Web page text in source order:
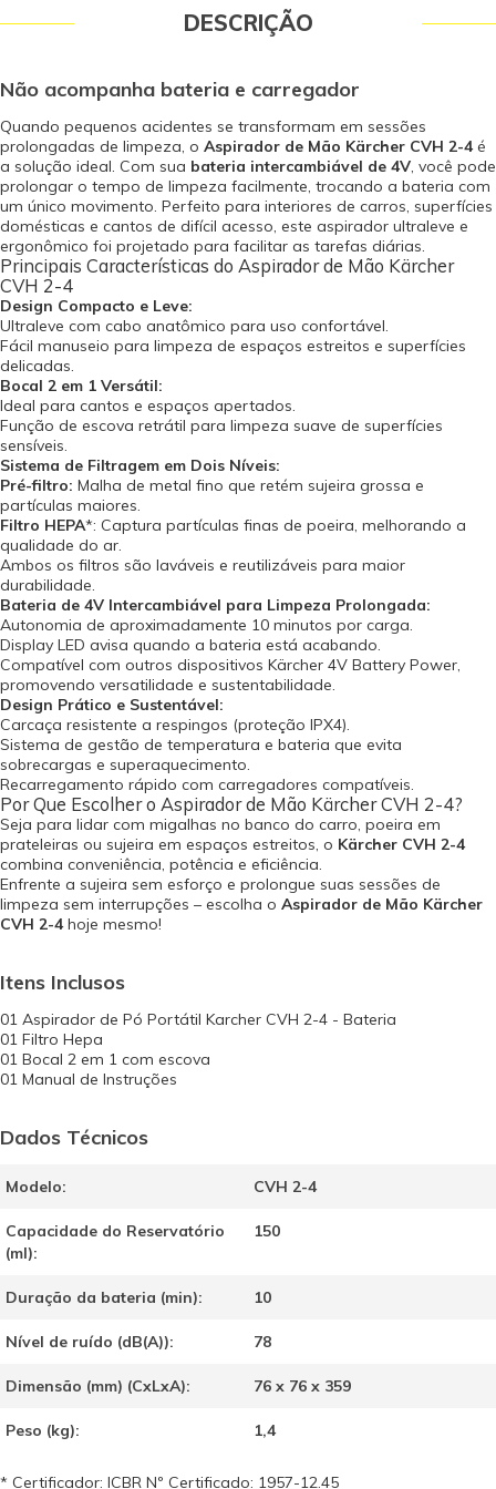
escova 01 Manual de Instruções Dados Técnicos Modelo: CVH 2-4
Capacidade do Reservatório (ml): 150 Duração da bateria (min): 10 Nível de
meses de garantia legal por lei contando a partir da data de emissão da
contra defeito de fabricação).
DESCRIÇÃO
Não acompanha bateria e carregador
Quando pequenos acidentes se transformam em sessões
prolongadas de limpeza, o Aspirador de Mão Kärcher CVH 2-4é
a solução ideal. Com sua bateria intercambiável de 4V, você pode
prolongar o tempo de limpeza facilmente, trocando a bateria com
um único movimento. Perfeito para interiores de carros, superfícies
domésticas e cantos de difícil acesso, este aspirador ultraleve e
ergonômico foi projetado para facilitar as tarefas diárias.
Principais Características do Aspirador de Mão Kärcher
CVH 2-4
Design Compacto e Leve:
Ultraleve com cabo anatômico para uso confortável.
Fácil manuseio para limpeza de espaços estreitos e superfícies
delicadas.
Bocal 2 em 1 Versátil:
Ideal para cantos e espaços apertados.
Função de escova retrátil para limpeza suave de superfícies
sensíveis.
Sistema de Filtragem em Dois Níveis:
Pré-filtro: Malha de metal fino que retém sujeira grossa e
partículas maiores.
Filtro HEPA*: Captura partículas finas de poeira, melhorando a
qualidade do ar.
Ambos os filtros são laváveis e reutilizáveis para maior
durabilidade.
Bateria de 4V Intercambiável para Limpeza Prolongada:
Autonomia de aproximadamente 10 minutos por carga.
Display LED avisa quando a bateria está acabando.
Compatível com outros dispositivos Kärcher 4V Battery Power,
promovendo versatilidade e sustentabilidade.
Design Prático e Sustentável:
Carcaça resistente a respingos (proteção IPX4).
Sistema de gestão de temperatura e bateria que evita
sobrecargas e superaquecimento.
Recarregamento rápido com carregadores compatíveis.
Por Que Escolher o Aspirador de Mão Kärcher CVH 2-4?
Seja para lidar com migalhas no banco do carro, poeira em
prateleiras ou sujeira em espaços estreitos, o Kärcher CVH 2-4
combina conveniência, potência e eficiência.
Enfrente a sujeira sem esforço e prolongue suas sessões de
limpeza sem interrupções – escolha o Aspirador de Mão Kärcher
CVH 2-4hoje mesmo!
Itens Inclusos
01 Aspirador de Pó Portátil Karcher CVH 2-4 - Bateria
01 Filtro Hepa
01 Bocal 2 em 1 com escova
01 Manual de Instruções
Dados Técnicos
Modelo: CVH 2-4
Capacidade do Reservatório
(ml):
150
Duração da bateria (min): 10
Nível de ruído (dB(A)): 78
Dimensão (mm) (CxLxA): 76 x 76 x 359
Peso (kg): 1,4
* Certificador: ICBR Nº Certificado: 1957-12.45